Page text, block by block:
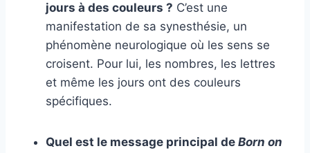
jours à des couleurs ? C’est une
manifestation de sa synesthésie, un
phénomène neurologique où les sens se
croisent. Pour lui, les nombres, les lettres
et même les jours ont des couleurs
spécifiques.
Quel est le message principal de Born on